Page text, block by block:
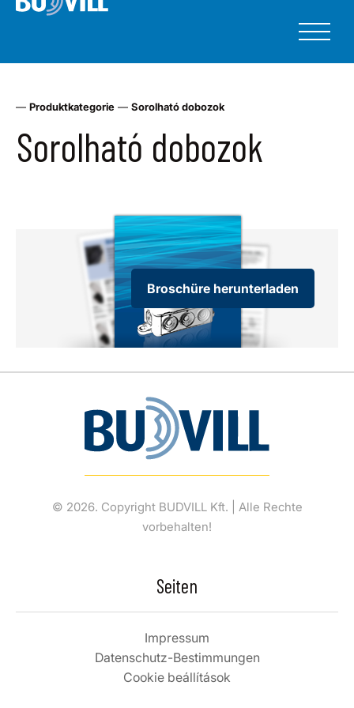
— Produktkategorie — Sorolható dobozok
Sorolható dobozok
Broschüre herunterladen
© 2026. Copyright BUDVILL Kft. | Alle Rechte
vorbehalten!
Seiten
Impressum
Datenschutz-Bestimmungen
Cookie beállítások